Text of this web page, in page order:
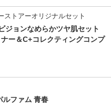
ストアーオリジナルセット
ジョンなめらかツヤ肌セット
ナー＆C+コレクティングコンプ
ルファム 青春